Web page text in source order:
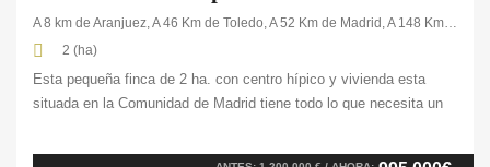
A 8 km de Aranjuez, A 46 Km de Toledo, A 52 Km de Madrid, A 148 Km de Cuenca
2 (ha)
Esta pequeña finca de 2 ha. con centro hípico y vivienda esta
situada en la Comunidad de Madrid tiene todo lo que necesita un
para poder realizar la actividad. Cuenta con varias